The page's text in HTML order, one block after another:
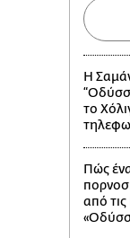
Η
το
Πώς
από